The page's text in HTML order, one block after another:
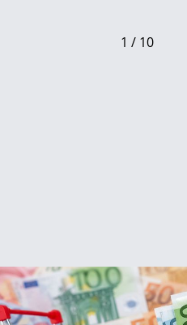
1 / 10